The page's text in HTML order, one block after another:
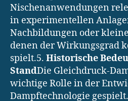
Nischenanwendungen
in experimentellen
Nachbildungen oder
denen der Wirkungsgrad
spielt.5. Historische
StandDie Gleichdruck-
wichtige Rolle in der
Dampftechnologie